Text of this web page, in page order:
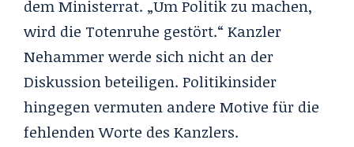
dem Ministerrat. „Um Politik zu machen,
wird die Totenruhe gestört.“ Kanzler
Nehammer werde sich nicht an der
Diskussion beteiligen. Politikinsider
hingegen vermuten andere Motive für die
fehlenden Worte des Kanzlers.